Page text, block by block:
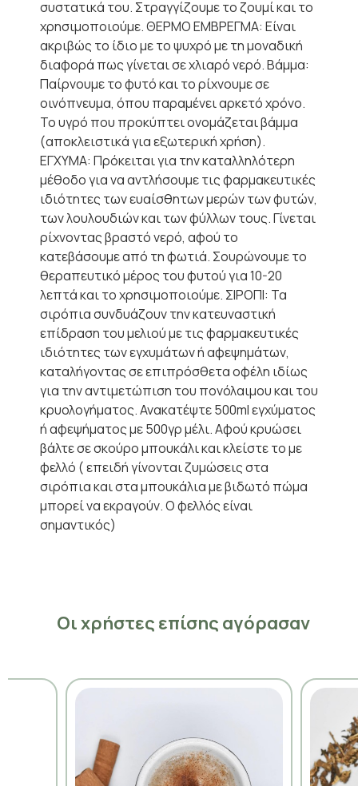
συστατικά του. Στραγγίζουμε το ζουμί και το
χρησιμοποιούμε. ΘΕΡΜΟ ΕΜΒΡΕΓΜΑ: Είναι
ακριβώς το ίδιο με το ψυχρό με τη μοναδική
διαφορά πως γίνεται σε χλιαρό νερό. Βάμμα:
Παίρνουμε το φυτό και το ρίχνουμε σε
οινόπνευμα, όπου παραμένει αρκετό χρόνο.
Το υγρό που προκύπτει ονομάζεται βάμμα
(αποκλειστικά για εξωτερική χρήση).
ΕΓΧΥΜΑ: Πρόκειται για την καταλληλότερη
μέθοδο για να αντλήσουμε τις φαρμακευτικές
ιδιότητες των ευαίσθητων μερών των φυτών,
των λουλουδιών και των φύλλων τους. Γίνεται
ρίχνοντας βραστό νερό, αφού το
κατεβάσουμε από τη φωτιά. Σουρώνουμε το
θεραπευτικό μέρος του φυτού για 10-20
λεπτά και το χρησιμοποιούμε. ΣΙΡΟΠΙ: Τα
σιρόπια συνδυάζουν την κατευναστική
επίδραση του μελιού με τις φαρμακευτικές
ιδιότητες των εγχυμάτων ή αφεψημάτων,
καταλήγοντας σε επιπρόσθετα οφέλη ιδίως
για την αντιμετώπιση του πονόλαιμου και του
κρυολογήματος. Ανακατέψτε 500ml εγχύματος
ή αφεψήματος με 500γρ μέλι. Αφού κρυώσει
βάλτε σε σκούρο μπουκάλι και κλείστε το με
φελλό ( επειδή γίνονται ζυμώσεις στα
σιρόπια και στα μπουκάλια με βιδωτό πώμα
μπορεί να εκραγούν. Ο φελλός είναι
σημαντικός)
Οι χρήστες επίσης αγόρασαν